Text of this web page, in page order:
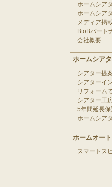
ホームシア
ホームシア
メディア掲
BtoBパート
会社概要
ホームシア
シアター提
シアターイ
リフォーム
シアター工
5年間延長保
ホームシア
ホームオー
スマートス